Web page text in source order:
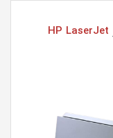
HP LaserJet